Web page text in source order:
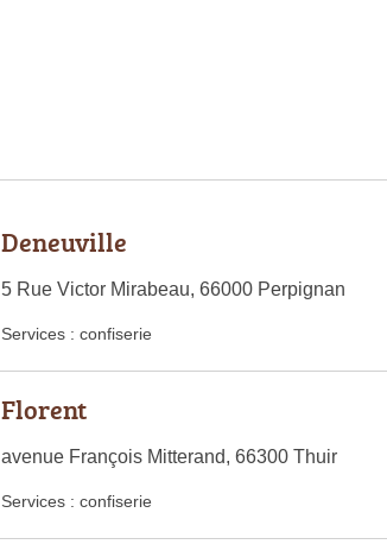
Deneuville
5 Rue Victor Mirabeau, 66000 Perpignan
Services : confiserie
Florent
avenue François Mitterand, 66300 Thuir
Services : confiserie